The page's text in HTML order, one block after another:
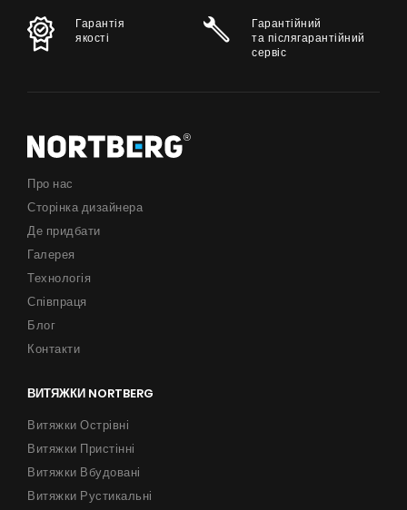
Гарантія
якості
Гарантійний
та післягарантійний
сервіс
Про нас
Сторінка дизайнера
Де придбати
Галерея
Технологія
Співпраця
Блог
Контакти
ВИТЯЖКИ NORTBERG
Витяжки Острівні
Витяжки Пристінні
Витяжки Вбудовані
Витяжки Рустикальні